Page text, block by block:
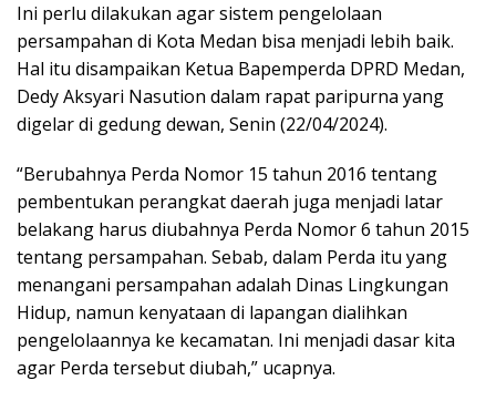
Ini perlu dilakukan agar sistem pengelolaan
persampahan di Kota Medan bisa menjadi lebih baik.
Hal itu disampaikan Ketua Bapemperda DPRD Medan,
Dedy Aksyari Nasution dalam rapat paripurna yang
digelar di gedung dewan, Senin (22/04/2024).
“Berubahnya Perda Nomor 15 tahun 2016 tentang
pembentukan perangkat daerah juga menjadi latar
belakang harus diubahnya Perda Nomor 6 tahun 2015
tentang persampahan. Sebab, dalam Perda itu yang
menangani persampahan adalah Dinas Lingkungan
Hidup, namun kenyataan di lapangan dialihkan
pengelolaannya ke kecamatan. Ini menjadi dasar kita
agar Perda tersebut diubah,” ucapnya.